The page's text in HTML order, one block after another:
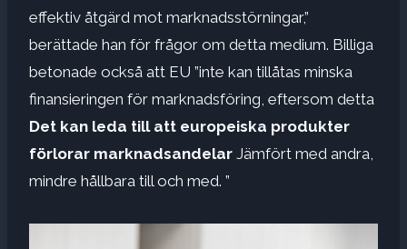
effektiv åtgärd mot marknadsstörningar,”
berättade han för frågor om detta medium. Billiga
betonade också att EU ”inte kan tillåtas minska
finansieringen för marknadsföring, eftersom detta
Det kan leda till att europeiska produkter
förlorar marknadsandelar Jämfört med andra,
mindre hållbara till och med. ”